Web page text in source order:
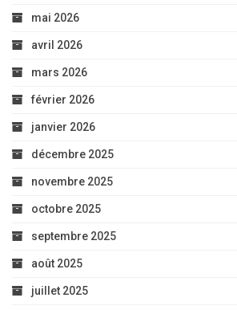
mai 2026
avril 2026
mars 2026
février 2026
janvier 2026
décembre 2025
novembre 2025
octobre 2025
septembre 2025
août 2025
juillet 2025